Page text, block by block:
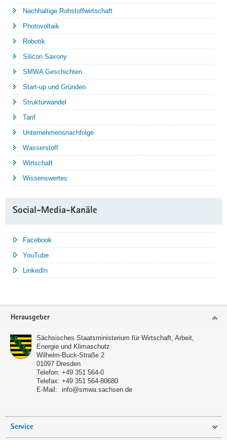
Nachhaltige Rohstoffwirtschaft
Photovoltaik
Robotik
Silicon Saxony
SMWA Geschichten
Start-up und Gründen
Strukturwandel
Tarif
Unternehmensnachfolge
Wasserstoff
Wirtschaft
Wissenswertes
Social-Media-Kanäle
Facebook
YouTube
LinkedIn
Service
Herausgeber
Sächsisches Staatsministerium für Wirtschaft, Arbeit,
Energie und Klimaschutz
Wilhelm-Buck-Straße 2
01097 Dresden
Telefon: +49 351 564-0
Telefax: +49 351 564-80680
E-Mail:
info@smwa.sachsen.de
Service